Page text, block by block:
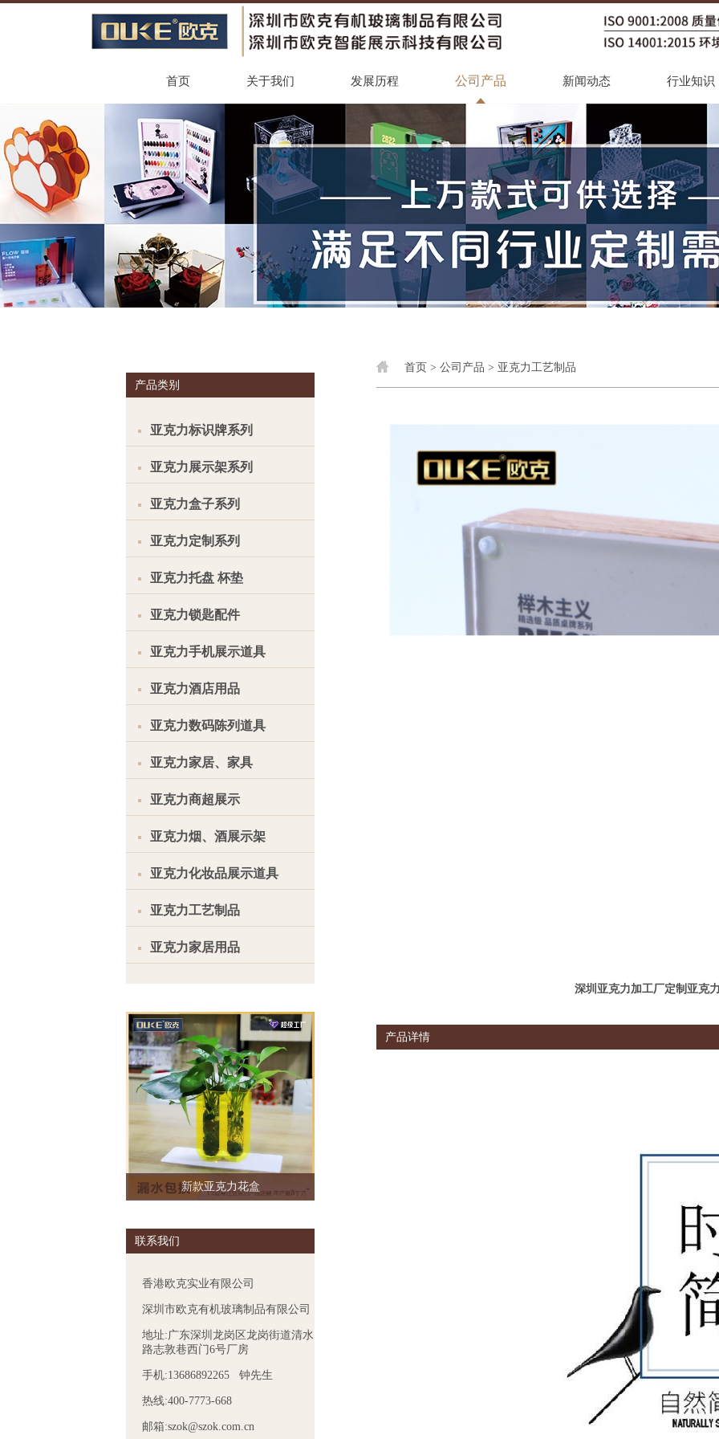
首页 关于我们 发展历程 公司产品 新闻动态 行业知识
产品类别
亚克力标识牌系列
亚克力展示架系列
亚克力盒子系列
亚克力定制系列
亚克力托盘 杯垫
亚克力锁匙配件
亚克力手机展示道具
亚克力酒店用品
亚克力数码陈列道具
亚克力家居、家具
亚克力商超展示
亚克力烟、酒展示架
亚克力化妆品展示道具
亚克力工艺制品
亚克力家居用品
新款亚克力花盒
联系我们
香港欧克实业有限公司
深圳市欧克有机玻璃制品有限公司
地址:广东深圳龙岗区龙岗街道清水
路志敦巷西门6号厂房
手机:13686892265 钟先生
热线:400-7773-668
邮箱:szok@szok.com.cn
首页 > 公司产品 > 亚克力工艺制品
深圳亚克力加工厂定制亚克
产品详情